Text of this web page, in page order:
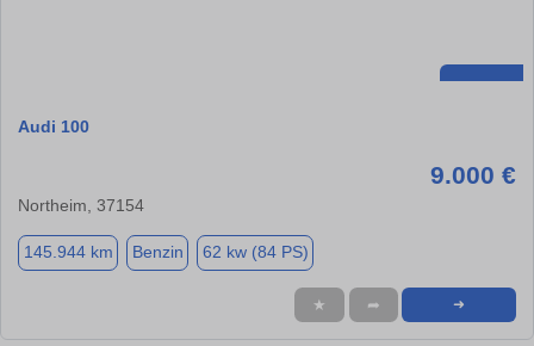
Audi 100
9.000 €
Northeim, 37154
145.944 km Benzin 62 kw (84 PS)
★ ➦ ➜